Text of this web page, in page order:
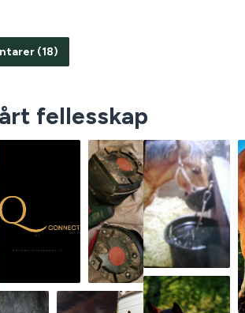
(18)
fellesskap